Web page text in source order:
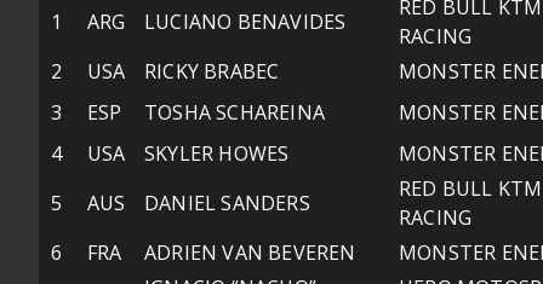
1 ARG LUCIANO BENAVIDES
RED BULL
RACING
2
USA RICKY BRABEC
MONSTER
3
ESP TOSHA SCHAREINA
MONSTER
4
USA SKYLER HOWES
MONSTER
5
AUS DANIEL SANDERS
RED BULL
RACING
6
FRA ADRIEN VAN BEVEREN
MONSTER